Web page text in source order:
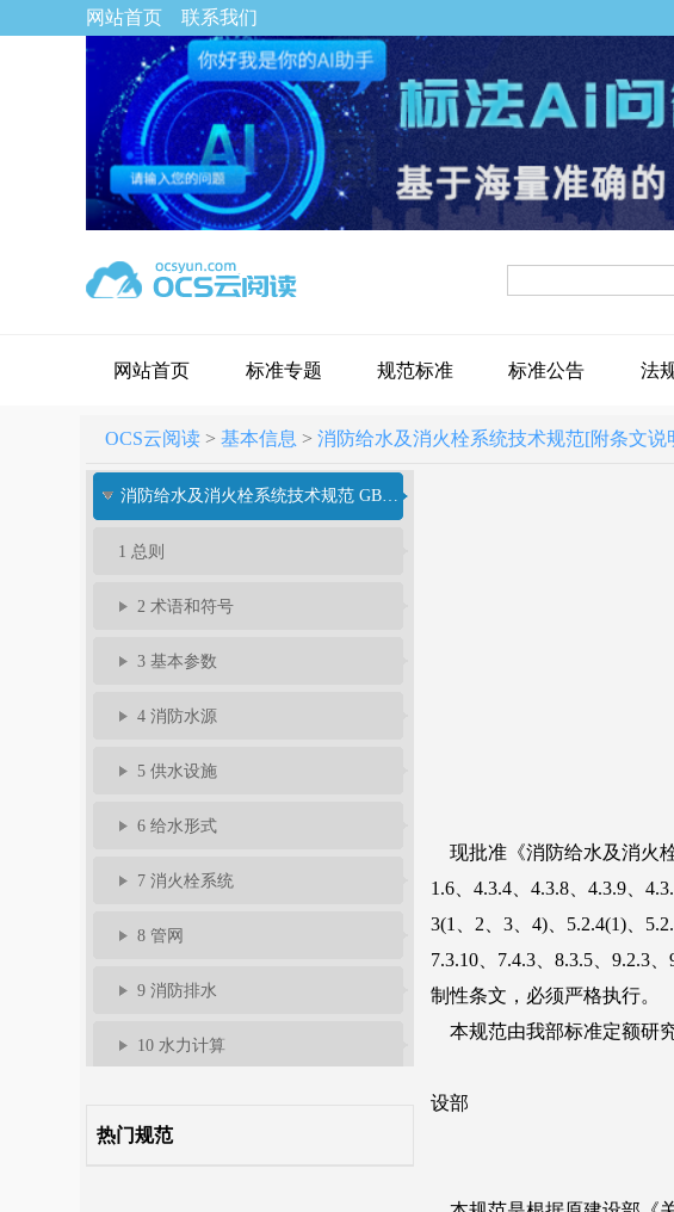
网站首页 联系我们
网站首页 标准专题 规范标准 标准公告 法
OCS云阅读 > 基本信息 > 消防给水及消火栓系统技术规范[附条文说
消防给水及消火栓系统技术规范 GB 50974-2014
1 总则
2 术语和符号
3 基本参数
4 消防水源
5 供水设施
6 给水形式
7 消火栓系统
8 管网
9 消防排水
10 水力计算
热门规范